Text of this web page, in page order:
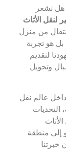
تشعر
لنقل الأثاث
من منزل
هو تجربة
لتقديم
وتحويل
عالم نقل
التحديات
إلى منطقة
خبرتنا